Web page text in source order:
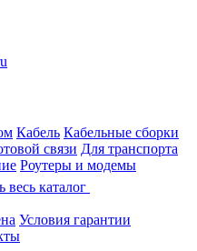
Кабель Кабельные сборки
связи Для транспорта
Роутеры и модемы
весь каталог
Условия гарантии